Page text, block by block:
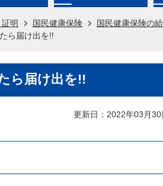
明 国民健康保険
国民健康保険の
ら届け出を!!
ら届け出を!!
更新日：2022年03月30